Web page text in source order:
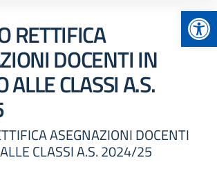
RETTIFICA
DOCENTI IN
ALLE CLASSI A.S.
ASEGNAZIONI DOCENTI
CLASSI A.S. 2024/25